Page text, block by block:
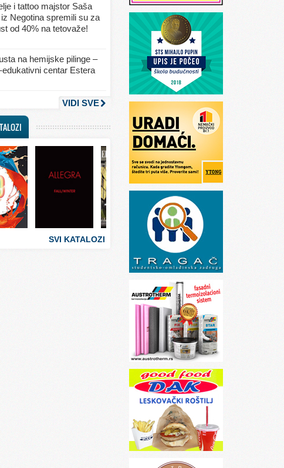
i umetnosti
i tattoo majstor Saša
Negotina spremili su za
od 40% na tetovaže!
na hemijske pilinge –
centar Estera
VIDI SVE
SVI KATALOZI